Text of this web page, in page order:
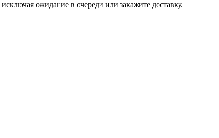
ожидание в очереди или закажите доставку.